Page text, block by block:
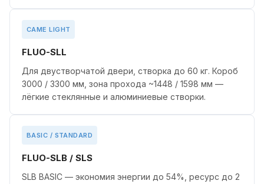
CAME LIGHT
FLUO-SLL
Для двустворчатой двери, створка до 60 кг. Короб
3000 / 3300 мм, зона прохода ~1448 / 1598 мм —
лёгкие стеклянные и алюминиевые створки.
BASIC / STANDARD
FLUO-SLB / SLS
SLB BASIC — экономия энергии до 54%, ресурс до 2